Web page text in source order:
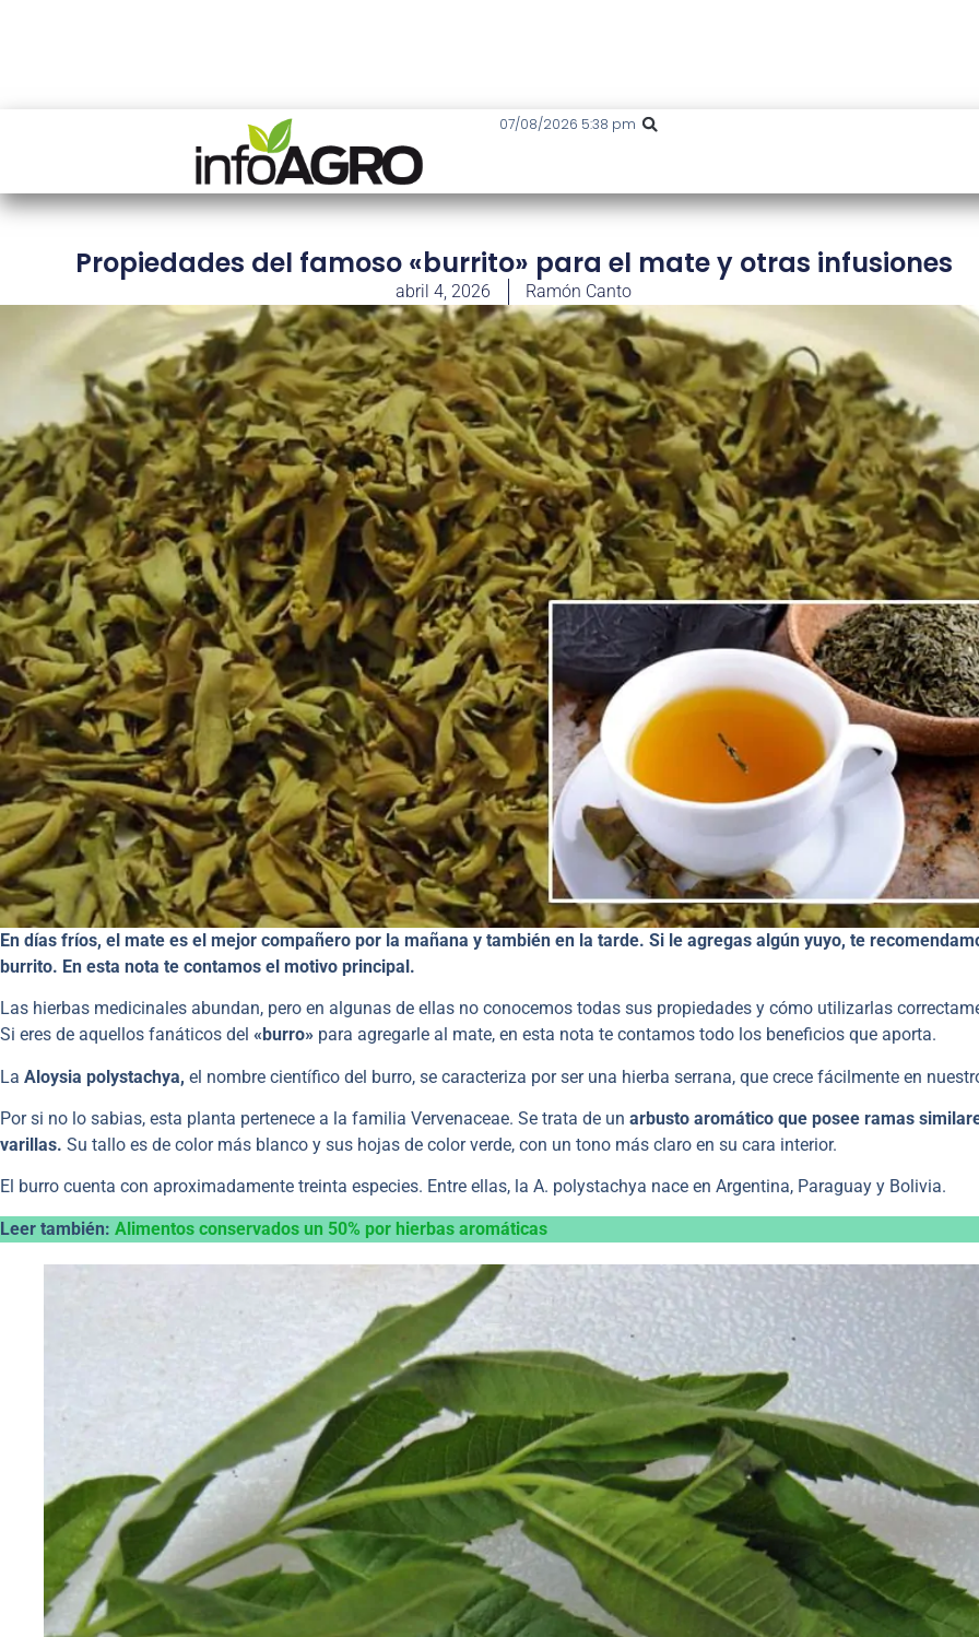
07/08/2026 5:38 pm
Propiedades del famoso «burrito» para el mate y otras infusiones
abril 4, 2026 Ramón Canto
En días fríos, el mate es el mejor compañero por la mañana y también en la tarde. Si le agregas algún yuyo, te
burrito. En esta nota te contamos el motivo principal.
Las hierbas medicinales abundan, pero en algunas de ellas no conocemos todas sus propiedades y cómo utilizarlas
Si eres de aquellos fanáticos del «burro» para agregarle al mate, en esta nota te contamos todo los beneficios que aporta.
La Aloysia polystachya, el nombre científico del burro, se caracteriza por ser una hierba serrana, que crece fácilmente en
Por si no lo sabias, esta planta pertenece a la familia Vervenaceae. Se trata de un arbusto aromático que posee ramas
varillas. Su tallo es de color más blanco y sus hojas de color verde, con un tono más claro en su cara interior.
El burro cuenta con aproximadamente treinta especies. Entre ellas, la A. polystachya nace en Argentina, Paraguay y Bolivia.
Leer también: Alimentos conservados un 50% por hierbas aromáticas